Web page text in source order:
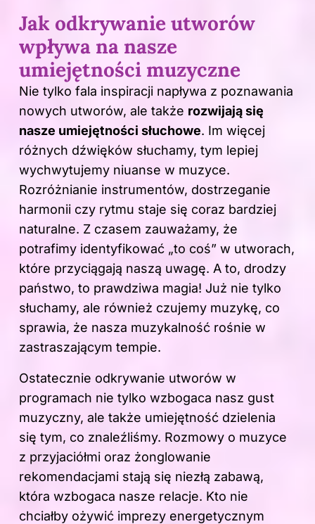
Jak odkrywanie utworów
wpływa na nasze
umiejętności muzyczne
Nie tylko fala inspiracji napływa z poznawania
nowych utworów, ale także rozwijają się
nasze umiejętności słuchowe. Im więcej
różnych dźwięków słuchamy, tym lepiej
wychwytujemy niuanse w muzyce.
Rozróżnianie instrumentów, dostrzeganie
harmonii czy rytmu staje się coraz bardziej
naturalne. Z czasem zauważamy, że
potrafimy identyfikować „to coś” w utworach,
które przyciągają naszą uwagę. A to, drodzy
państwo, to prawdziwa magia! Już nie tylko
słuchamy, ale również czujemy muzykę, co
sprawia, że nasza muzykalność rośnie w
zastraszającym tempie.
Ostatecznie odkrywanie utworów w
programach nie tylko wzbogaca nasz gust
muzyczny, ale także umiejętność dzielenia
się tym, co znaleźliśmy. Rozmowy o muzyce
z przyjaciółmi oraz żonglowanie
rekomendacjami stają się niezłą zabawą,
która wzbogaca nasze relacje. Kto nie
chciałby ożywić imprezy energetycznym